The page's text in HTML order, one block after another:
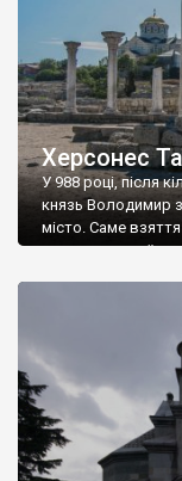
Херсонес
У 988 році, після
князь Володимир
місто. Саме
диктувати свої
Херсонесі
А потім було